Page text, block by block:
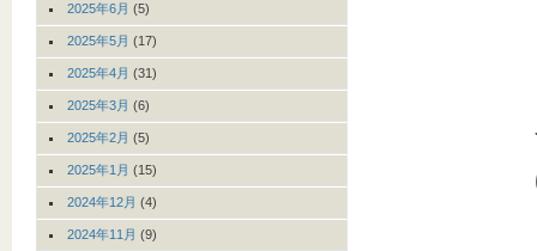
2025年6月 (5)
2025年5月 (17)
2025年4月 (31)
2025年3月 (6)
2025年2月 (5)
2025年1月 (15)
2024年12月 (4)
2024年11月 (9)